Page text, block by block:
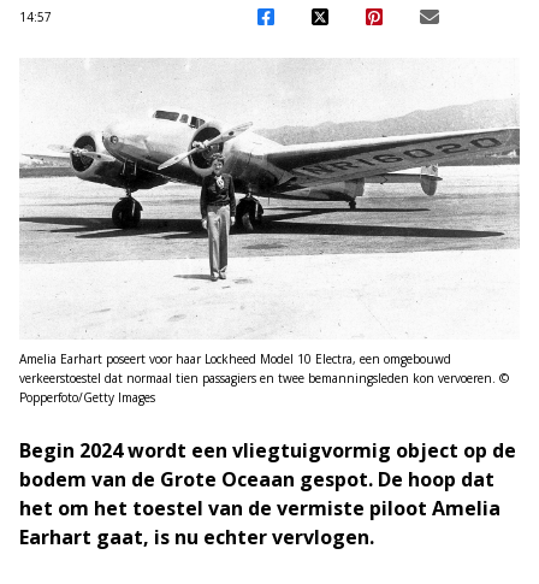
14:57
Amelia Earhart poseert voor haar Lockheed Model 10 Electra, een omgebouwd
verkeerstoestel dat normaal tien passagiers en twee bemanningsleden kon vervoeren. ©
Popperfoto/Getty Images
Begin 2024 wordt een vliegtuigvormig object op de
bodem van de Grote Oceaan gespot. De hoop dat
het om het toestel van de vermiste piloot Amelia
Earhart gaat, is nu echter vervlogen.